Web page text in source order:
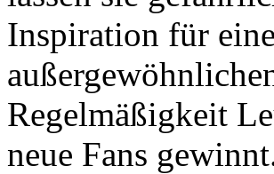
Inspiration für
Regelmäßigkeit
neue Fans